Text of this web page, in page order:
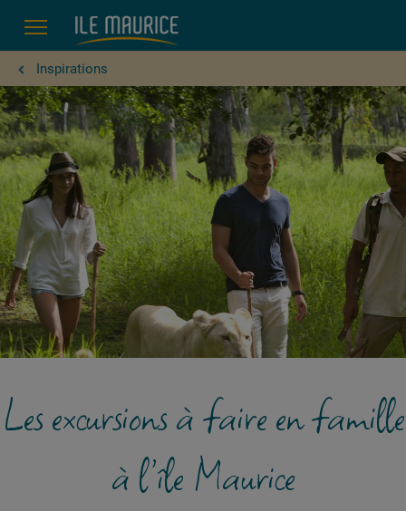
Inspirations
à faire en famille à l’île Maurice
Les excursions à faire en famille
à l’île Maurice